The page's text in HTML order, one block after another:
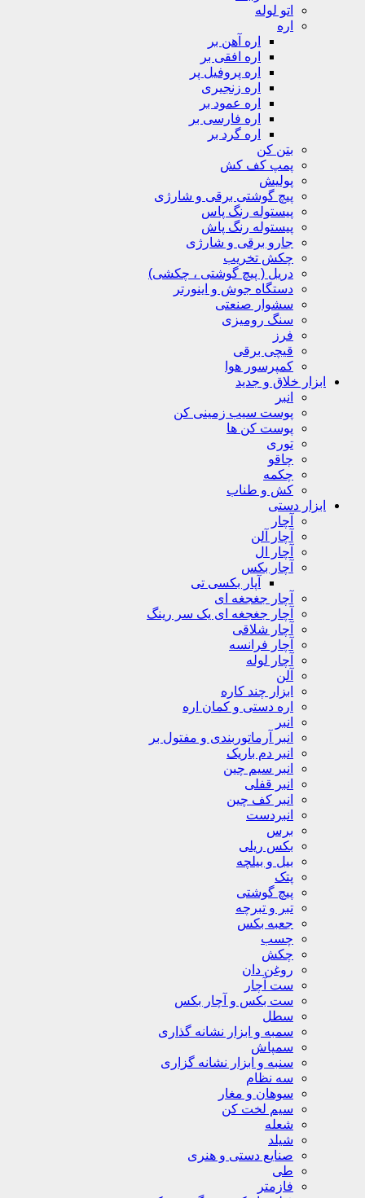
اتو لوله
اره
اره آهن بر
اره افقی بر
اره پروفیل پر
اره زنجیری
اره عمود بر
اره فارسی بر
اره گرد بر
بتن کن
پمپ کف کش
پولیش
پیچ گوشتی برقی و شارژی
پیستوله رنگ پاس
پیستوله رنگ پاش
جارو برقی و شارژی
چکش تخریب
دریل ( پیچ گوشتی ، چکشی)
دستگاه جوش و اینورتر
سشوار صنعتی
سنگ رومیزی
فرز
قیچی برقی
کمپرسور هوا
ابزار خلاق و جدید
انبر
پوست سیب زمینی کن
پوست کن ها
توری
چاقو
چکمه
کش و طناب
ابزار دستی
آچار
آچار آلن
آچار ال
آچار بکس
آپار بکسی تی
آچار جغجغه ای
آچار جغجغه ای یک سر رینگ
آچار شلاقی
آچار فرانسه
آچار لوله
آلن
ابزار چند کاره
اره دستی و کمان اره
انبر
انبر آرماتوربندی و مفتول بر
انبر دم باریک
انبر سیم چین
انبر قفلی
انبر کف چین
انبردست
برس
بکس ریلی
بیل و بیلچه
پتک
پیچ گوشتی
تبر و تبرچه
جعبه بکس
چسب
چکش
روغن دان
ست آچار
ست بکس و آچار بکس
سطل
سمبه و ابزار نشانه گذاری
سمپاش
سنبه و ابزار نشانه گزاری
سه نظام
سوهان و مغار
سیم لخت کن
شعله
شیلد
صنایع دستی و هنری
طی
فازمتر